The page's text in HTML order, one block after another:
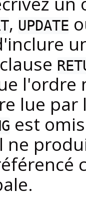
, UPDATE
lue par
est
ne